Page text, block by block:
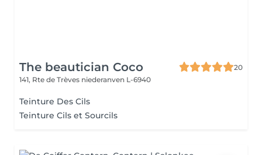
The beautician Coco
20
141, Rte de Trèves niederanven L-6940
Teinture Des Cils
Teinture Cils et Sourcils